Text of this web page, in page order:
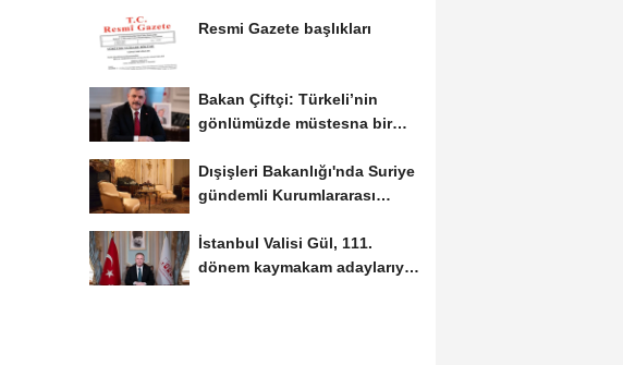
Resmi Gazete başlıkları
Bakan Çiftçi: Türkeli’nin
gönlümüzde müstesna bir
Dışişleri Bakanlığı'nda Suriye
gündemli Kurumlararası
İstanbul Valisi Gül, 111.
dönem kaymakam adaylarıyla